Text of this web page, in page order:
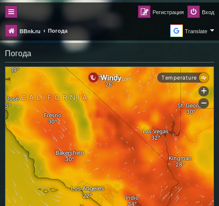
Вход
Регистрация
BBnk.ru Погода Translate
Погода